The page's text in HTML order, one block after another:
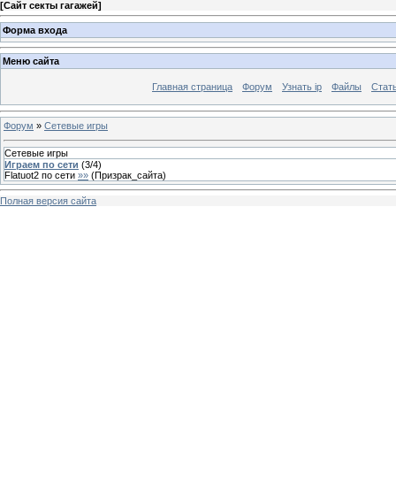
[Сайт секты гагажей]
Форма входа
Меню сайта
Главная страница Форум Узнать ip Файлы
Форум » Сетевые игры
Сетевые игры
Играем по сети (3/4)
Flatuot2 по сети »» (Призрак_сайта)
Полная версия сайта